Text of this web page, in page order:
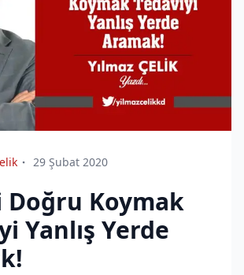
29 Şubat 2020
Doğru Koymak
Yanlış Yerde